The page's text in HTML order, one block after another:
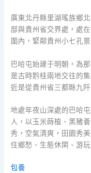
廣東北丹縣里湖瑤族鄉
部與貴州省交界處，處
圍內，緊鄰貴州小七孔景
巴哈屯始建于明朝，為
是古時黔桂兩地交往的
近是從貴州省三都縣九
地處年夜山深處的巴哈
人，以玉米蒔植、黑豬
秀，空氣清爽，田園秀
住鄉愁、生態休閑、游
包養